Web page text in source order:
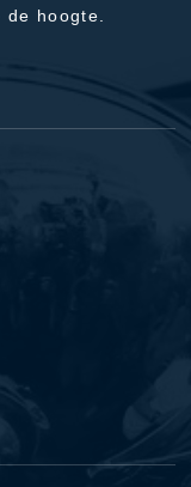
de hoogte.